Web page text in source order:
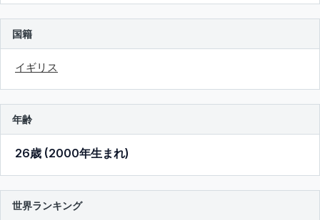
国籍
イギリス
年齢
26歳 (2000年生まれ)
世界ランキング